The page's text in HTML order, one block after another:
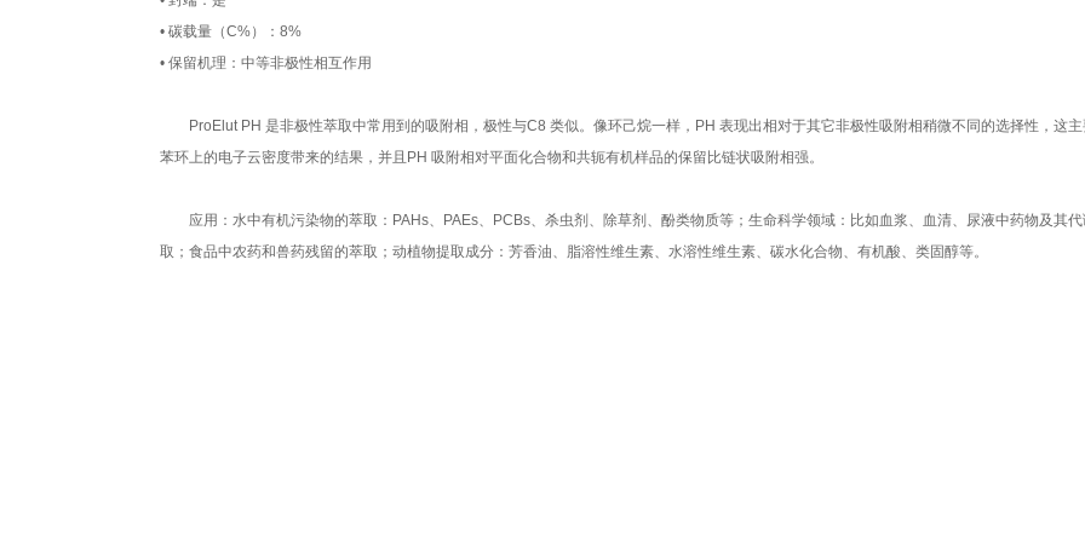
• 碳载量（C%）：8%
• 保留机理：中等非极性相互作用
ProElut PH 是非极性萃取中常用到的吸附相，极性与C8 类似。像环己烷一样，PH 表现出相对于其它非极性吸附相稍微不同的选择性，这主
苯环上的电子云密度带来的结果，并且PH 吸附相对平面化合物和共轭有机样品的保留比链状吸附相强。
应用：水中有机污染物的萃取：PAHs、PAEs、PCBs、杀虫剂、除草剂、酚类物质等；生命科学领域：比如血浆、血清、尿液中药物及其
取；食品中农药和兽药残留的萃取；动植物提取成分：芳香油、脂溶性维生素、水溶性维生素、碳水化合物、有机酸、类固醇等。